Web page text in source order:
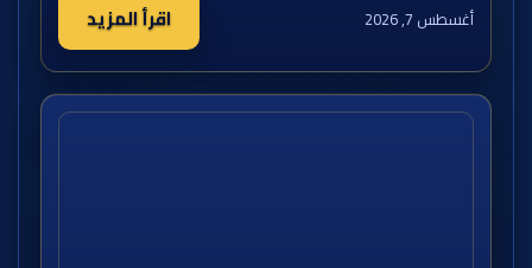
أغسطس 7, 2026 اقرأ المزيد